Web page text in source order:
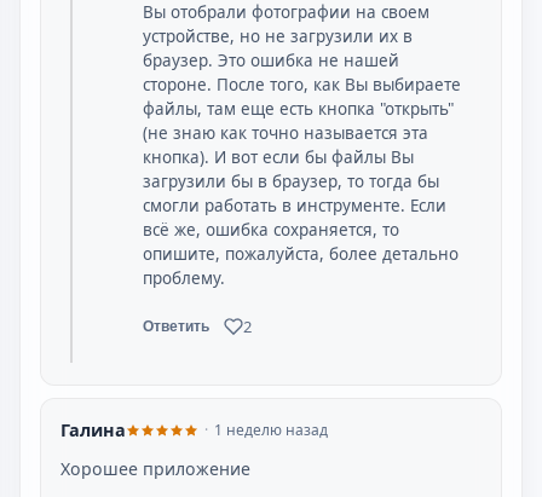
Вы отобрали фотографии на своем
устройстве, но не загрузили их в
браузер. Это ошибка не нашей
стороне. После того, как Вы выбираете
файлы, там еще есть кнопка "открыть"
(не знаю как точно называется эта
кнопка). И вот если бы файлы Вы
загрузили бы в браузер, то тогда бы
смогли работать в инструменте. Если
всё же, ошибка сохраняется, то
опишите, пожалуйста, более детально
проблему.
Ответить 2
Галина 1 неделю назад
Хорошее приложение